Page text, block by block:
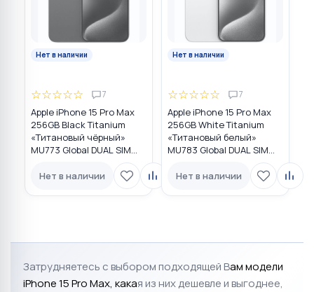
Нет в наличии
☆☆☆☆☆ 7
Apple iPhone 15 Pro Max
256GB Black Titanium
«Титановый чёрный»
MU773 Global DUAL SIM
Нет в наличии
Нет в наличии
☆☆☆☆☆ 7
Apple iPhone 15 Pro Max
256GB White Titanium
«Титановый белый»
MU783 Global DUAL SIM
Нет в наличии
Затрудняетесь с выбором подходящей Вам модели
iPhone 15 Pro Max, какая из них дешевле и выгоднее,